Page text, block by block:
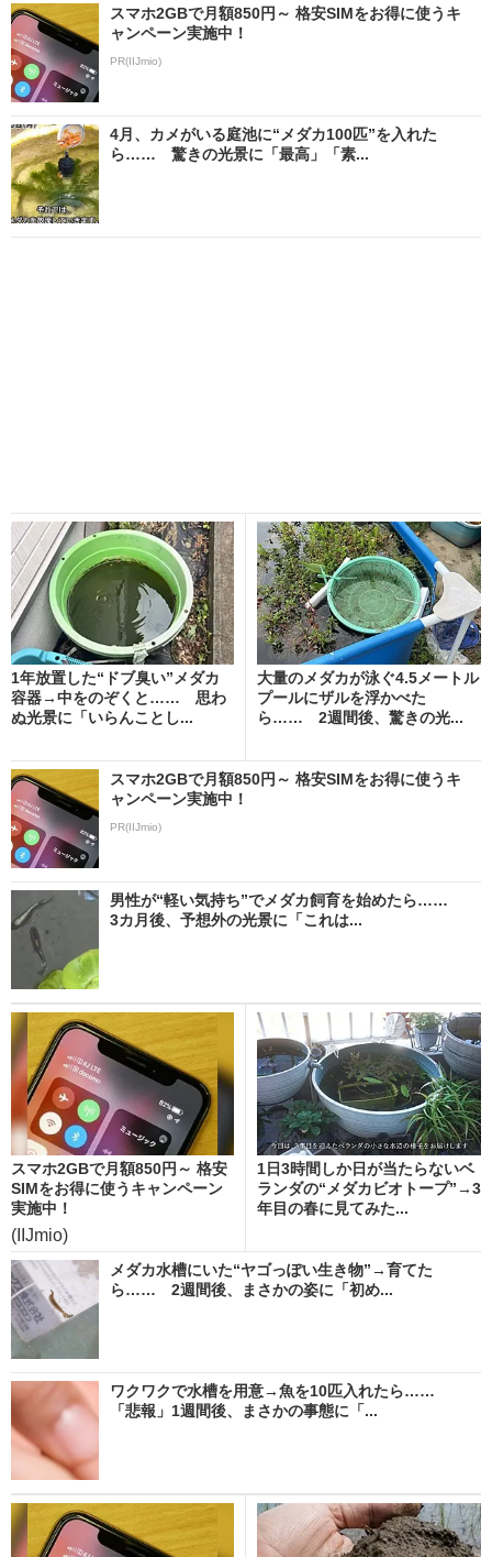
スマホ2GBで月額850円～ 格安SIMをお得に使うキ
ャンペーン実施中！
PR(IIJmio)
4月、カメがいる庭池に“メダカ100匹”を入れた
ら…… 驚きの光景に「最高」「素...
1年放置した“ドブ臭い”メダカ
容器→中をのぞくと…… 思わ
ぬ光景に「いらんことし...
大量のメダカが泳ぐ4.5メートル
プールにザルを浮かべた
ら…… 2週間後、驚きの光...
スマホ2GBで月額850円～ 格安SIMをお得に使うキ
ャンペーン実施中！
PR(IIJmio)
男性が“軽い気持ち”でメダカ飼育を始めたら……
3カ月後、予想外の光景に「これは...
スマホ2GBで月額850円～ 格安
SIMをお得に使うキャンペーン
実施中！
(IIJmio)
1日3時間しか日が当たらないベ
ランダの“メダカビオトープ”→3
年目の春に見てみた...
メダカ水槽にいた“ヤゴっぽい生き物”→育てた
ら…… 2週間後、まさかの姿に「初め...
ワクワクで水槽を用意→魚を10匹入れたら……
「悲報」1週間後、まさかの事態に「...